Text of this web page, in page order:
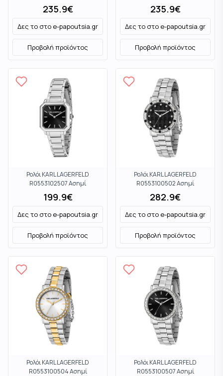
235.9€
Δες το στο e-papoutsia.gr
Προβολή προϊόντος
235.9€
Δες το στο e-papoutsia.gr
Προβολή προϊόντος
Ρολόι KARL LAGERFELD
R0553102507 Ασημί
199.9€
Δες το στο e-papoutsia.gr
Προβολή προϊόντος
Ρολόι KARL LAGERFELD
R0553100502 Ασημί
282.9€
Δες το στο e-papoutsia.gr
Προβολή προϊόντος
Ρολόι KARL LAGERFELD
R0553100504 Ασημί
Ρολόι KARL LAGERFELD
R0553100507 Ασημί